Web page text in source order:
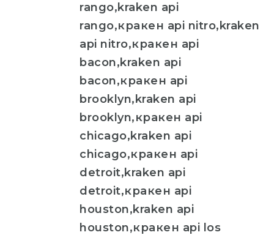
rango,kraken api
rango,кракен api nitro,kraken
api nitro,кракен api
bacon,kraken api
bacon,кракен api
brooklyn,kraken api
brooklyn,кракен api
chicago,kraken api
chicago,кракен api
detroit,kraken api
detroit,кракен api
houston,kraken api
houston,кракен api los